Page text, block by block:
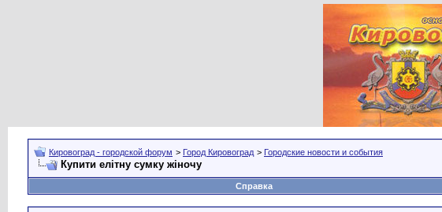
Кировоград - городской форум > Город Кировоград > Городские новости и события
Купити елітну сумку жіночу
Справка